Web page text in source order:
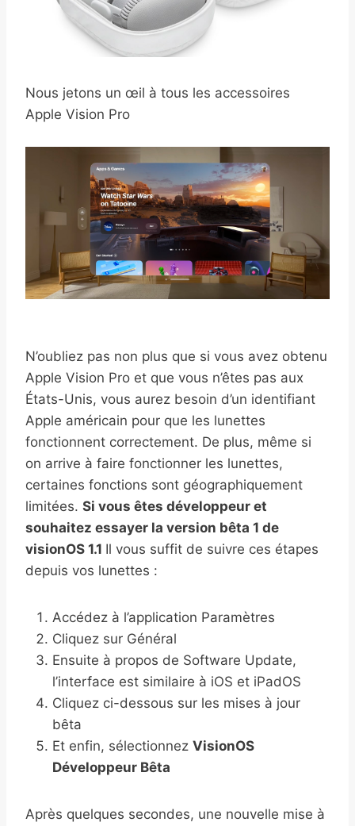
Nous jetons un œil à tous les accessoires
Apple Vision Pro
N’oubliez pas non plus que si vous avez obtenu
Apple Vision Pro et que vous n’êtes pas aux
États-Unis, vous aurez besoin d’un identifiant
Apple américain pour que les lunettes
fonctionnent correctement. De plus, même si
on arrive à faire fonctionner les lunettes,
certaines fonctions sont géographiquement
limitées. Si vous êtes développeur et
souhaitez essayer la version bêta 1 de
visionOS 1.1 Il vous suffit de suivre ces étapes
depuis vos lunettes :
Accédez à l’application Paramètres
Cliquez sur Général
Ensuite à propos de Software Update,
l’interface est similaire à iOS et iPadOS
Cliquez ci-dessous sur les mises à jour
bêta
Et enfin, sélectionnez VisionOS
Développeur Bêta
Après quelques secondes, une nouvelle mise à